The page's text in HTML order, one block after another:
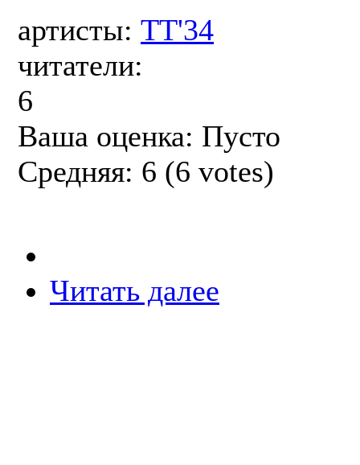
артисты: ТТ'34
читатели:
6
Ваша оценка: Пусто
Средняя: 6 (6 votes)
Читать далее